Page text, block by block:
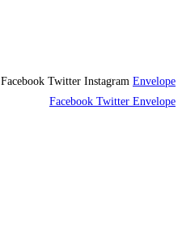
Facebook Twitter Instagram Envelope
Facebook Twitter Envelope